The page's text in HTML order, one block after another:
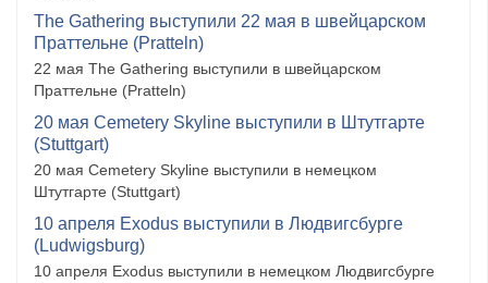
The Gathering выступили 22 мая в швейцарском
Праттельне (Pratteln)
22 мая The Gathering выступили в швейцарском
Праттельне (Pratteln)
20 мая Cemetery Skyline выступили в Штутгарте
(Stuttgart)
20 мая Cemetery Skyline выступили в немецком
Штутгарте (Stuttgart)
10 апреля Exodus выступили в Людвигсбурге
(Ludwigsburg)
10 апреля Exodus выступили в немецком Людвигсбурге